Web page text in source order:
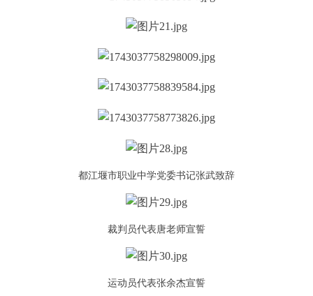
都江堰市职业中学党委书记张武致辞
裁判员代表唐老师宣誓
运动员代表张余杰宣誓